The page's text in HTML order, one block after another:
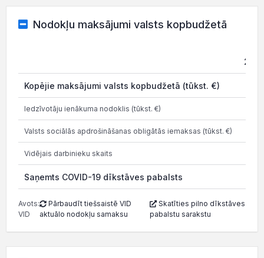
Nodokļu maksājumi valsts kopbudžetā
2025
Kopējie maksājumi valsts kopbudžetā (tūkst. €)
Iedzīvotāju ienākuma nodoklis (tūkst. €)
Valsts sociālās apdrošināšanas obligātās iemaksas (tūkst. €)
Vidējais darbinieku skaits
Saņemts COVID-19 dīkstāves pabalsts
Avots:
VID
Pārbaudīt tiešsaistē VID
aktuālo nodokļu samaksu
Skatīties pilno dīkstāves
pabalstu sarakstu